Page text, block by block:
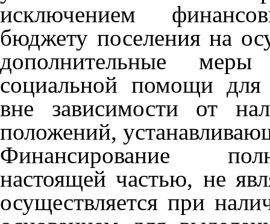
исключением
бюджету поселения на
дополнительные
социальной помощи для
вне зависимости от
положений,
Финансирование
настоящей частью, не
осуществляется при